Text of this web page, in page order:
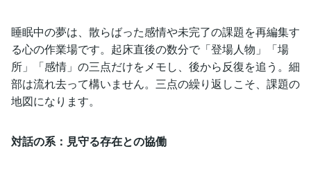
睡眠中の夢は、散らばった感情や未完了の課題を再編集す
る心の作業場です。起床直後の数分で「登場人物」「場
所」「感情」の三点だけをメモし、後から反復を追う。細
部は流れ去って構いません。三点の繰り返しこそ、課題の
地図になります。
対話の系：見守る存在との協働